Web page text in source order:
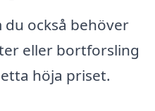
också behöver
eller bortforsling
höja priset.